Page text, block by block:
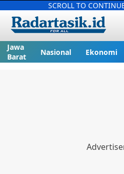
SCROLL TO
Jawa
Barat
Nasional Ekonomi